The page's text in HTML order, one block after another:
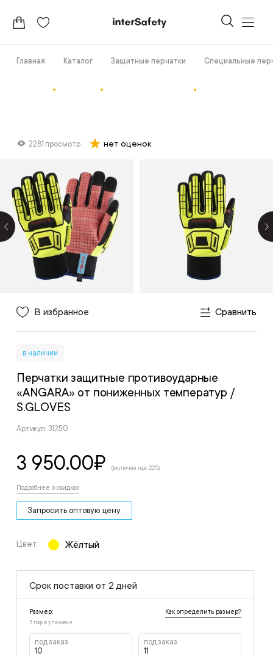
Главная Каталог Защитные перчатки Специальные
2281 просмотр нет оценок
В избранное Сравнить
в наличии
Перчатки защитные противоударные
«ANGARA» от пониженных температур /
S.GLOVES
Артикул: 31250
3 950.00₽ (включая ндс 22%)
Подробнее о скидках
Запросить оптовую цену
Цвет: Жёлтый
Срок поставки от 2 дней
Размер: Как определить размер?
5 пар в упаковке
под заказ
10
под заказ
11